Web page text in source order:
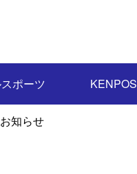
ポーツ KENPOS
知らせ